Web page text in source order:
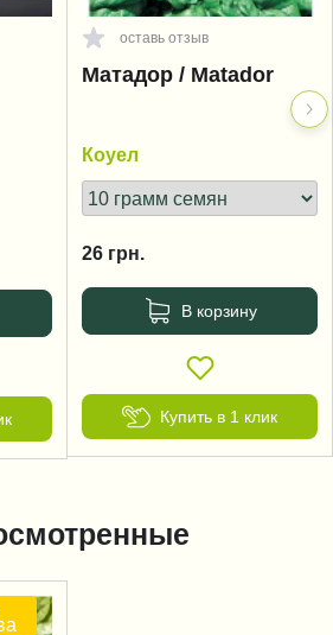
оставь отзыв
Матадор / Matador
Коуел
26 грн.
В корзину
Купить в 1 клик